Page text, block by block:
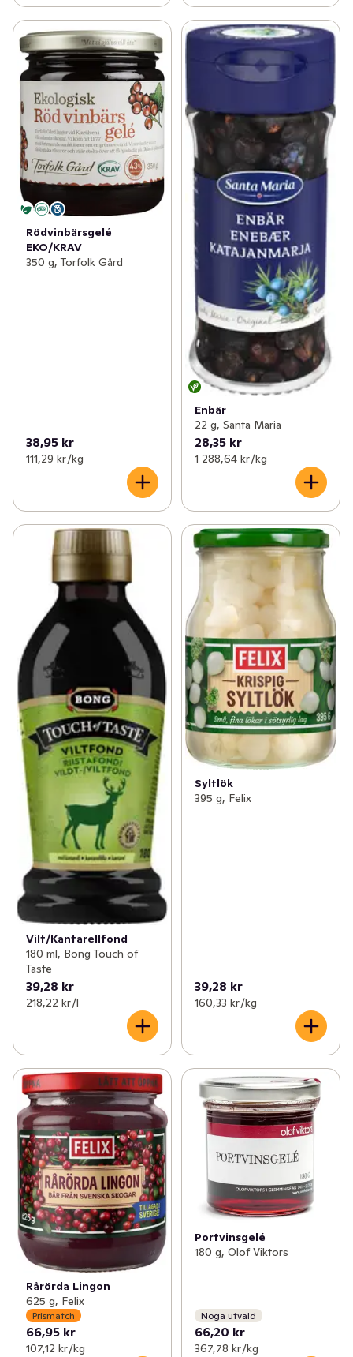
Rödvinbärsgelé
EKO/KRAV
350 g, Torfolk Gård
38,95 kr
111,29 kr /kg
Enbär
22 g, Santa Maria
28,35 kr
1 288,64 kr /kg
Vilt/Kantarellfond
180 ml, Bong Touch of
Taste
39,28 kr
218,22 kr /l
Syltlök
395 g, Felix
39,28 kr
160,33 kr /kg
Rårörda Lingon
625 g, Felix
Prismatch
66,95 kr
107,12 kr /kg
Portvinsgelé
180 g, Olof Viktors
Noga utvald
66,20 kr
367,78 kr /kg